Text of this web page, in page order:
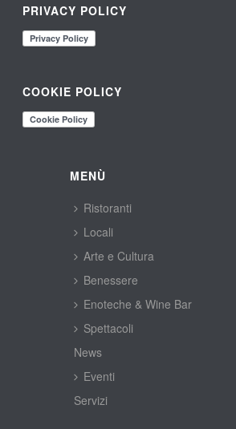
PRIVACY POLICY
COOKIE POLICY
MENÙ
Ristoranti
Locali
Arte e Cultura
Benessere
Enoteche & Wine Bar
Spettacoli
New
Eventi
Servizi